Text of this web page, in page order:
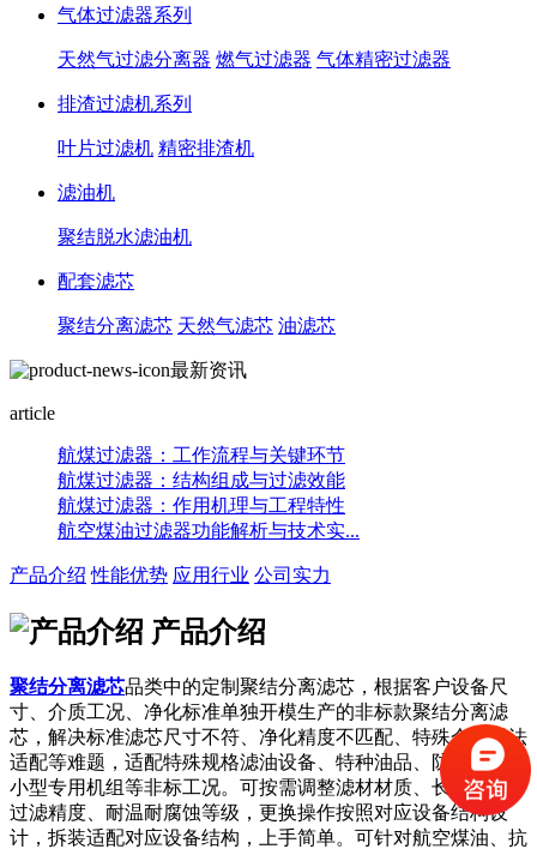
气体过滤器系列
天然气过滤分离器 燃气过滤器 气体精密过滤器
排渣过滤机系列
叶片过滤机 精密排渣机
滤油机
聚结脱水滤油机
配套滤芯
聚结分离滤芯 天然气滤芯 油滤芯
最新资讯
article
航煤过滤器：工作流程与关键环节
航煤过滤器：结构组成与过滤效能
航煤过滤器：作用机理与工程特性
航空煤油过滤器功能解析与技术实...
产品介绍 性能优势 应用行业 公司实力
产品介绍
聚结分离滤芯品类中的定制聚结分离滤芯，根据客户设备尺
寸、介质工况、净化标准单独开模生产的非标款聚结分离滤
芯，解决标准滤芯尺寸不符、净化精度不匹配、特殊介质无法
适配等难题，适配特殊规格滤油设备、特种油品、防爆设备、
小型专用机组等非标工况。可按需调整滤材材质、长度直径、
过滤精度、耐温耐腐蚀等级，更换操作按照对应设备结构设
计，拆装适配对应设备结构，上手简单。可针对航空煤油、抗